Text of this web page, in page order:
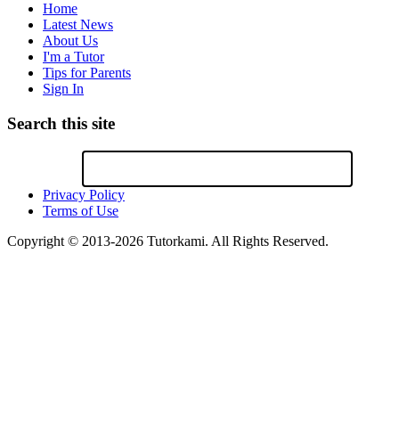
Home
Latest News
About Us
I'm a Tutor
Tips for Parents
Sign In
Search this site
Privacy Policy
Terms of Use
Copyright © 2013-2026 Tutorkami. All Rights Reserved.